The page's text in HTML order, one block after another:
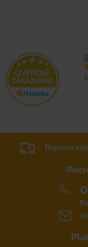
Doprava